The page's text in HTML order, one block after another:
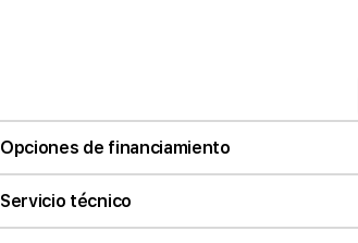
Opciones de financiamiento
Servicio técnico